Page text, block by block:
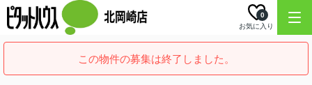
お気に入り
0
この物件の募集は終了しました。